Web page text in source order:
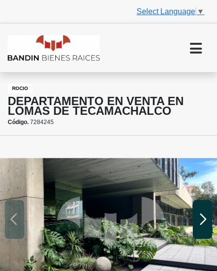
Select Language ▼
ROCIO
DEPARTAMENTO EN VENTA EN
LOMAS DE TECAMACHALCO
Código. 7284245